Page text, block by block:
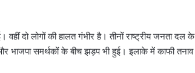
दो लोगों की हालत गंभीर है। तीनों राष्ट्रीय जनता दल के
भाजपा समर्थकों के बीच झड़प भी हुई। इलाके में काफी तनाव